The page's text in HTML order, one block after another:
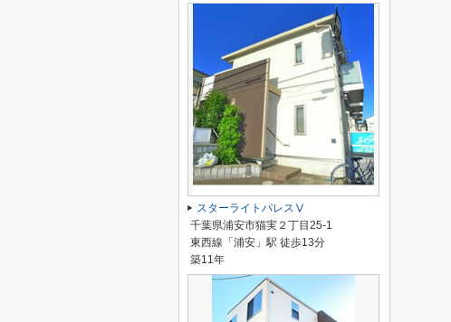
スターライトパレスⅤ
千葉県浦安市猫実２丁目25-1
東西線「浦安」駅 徒歩13分
築11年